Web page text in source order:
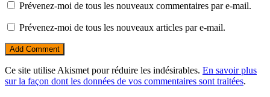
Prévenez-moi de tous les nouveaux commentaires par e-mail.
Prévenez-moi de tous les nouveaux articles par e-mail.
Ce site utilise Akismet pour réduire les indésirables. En savoir plus
sur la façon dont les données de vos commentaires sont traitées.